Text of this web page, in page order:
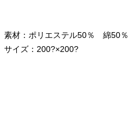
素材：ポリエステル50％ 綿50％
サイズ：200?×200?